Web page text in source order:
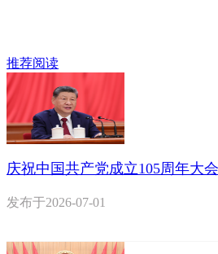
推荐阅读
庆祝中国共产党成立105周年大
发布于2026-07-01